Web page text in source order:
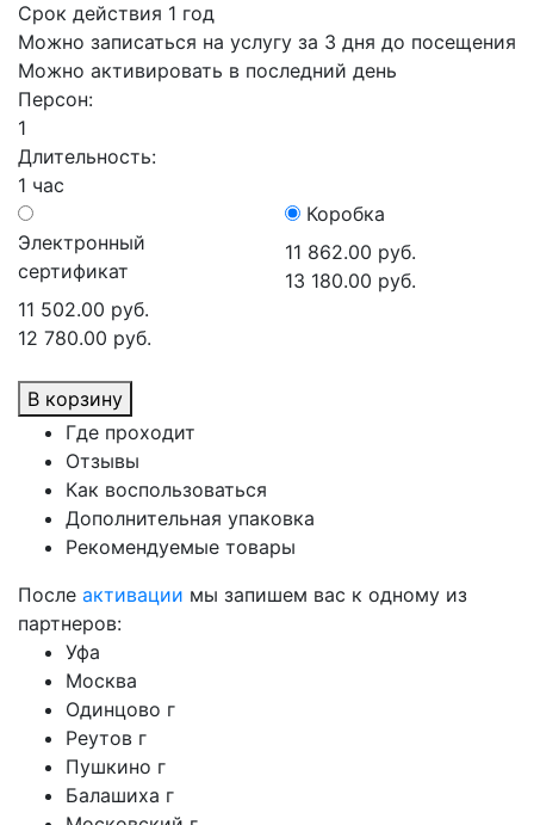
Срок действия 1 год
Можно записаться на услугу за 3 дня до посещения
Можно активировать в последний день
Персон:
1
Длительность:
1 час
Электронный
сертификат
11 502.00 руб.
12 780.00 руб.
Коробка
11 862.00 руб.
13 180.00 руб.
В корзину
Где проходит
Отзывы
Как воспользоваться
Дополнительная упаковка
Рекомендуемые товары
После активации мы запишем вас к одному из
партнеров:
Уфа
Москва
Одинцово г
Реутов г
Пушкино г
Балашиха г